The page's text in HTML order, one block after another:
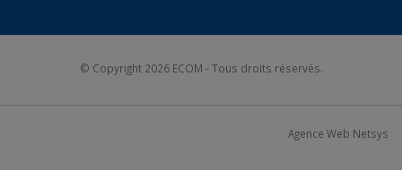
© Copyright 2026 ECOM - Tous droits réservés.
Agence Web Netsys